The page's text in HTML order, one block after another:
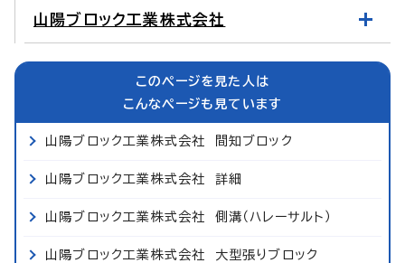
山陽ブロック工業株式会社
このページを見た人は
こんなページも見ています
山陽ブロック工業株式会社 間知ブロック
山陽ブロック工業株式会社 詳細
山陽ブロック工業株式会社 側溝（ハレーサルト）
山陽ブロック工業株式会社 大型張りブロック